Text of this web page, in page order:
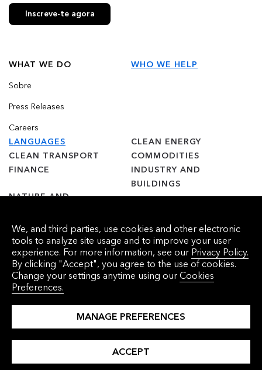
WHAT WE DO
Sobre
Press Releases
Careers
WHO WE HELP
LANGUAGES
CLEAN ENERGY
CLEAN TRANSPORT
COMMODITIES
FINANCE
INDUSTRY AND
BUILDINGS
NATURE AND
Inscreve-te agora
© 2025 Bloomberg Finance L.P. Todos os direitos reservados.
Cookie Preferences
We, and third parties, use cookies and other electronic
tools to analyze site usage and to improve your user
experience. For more information, see our Privacy Policy.
By clicking "Accept", you agree to the use of cookies.
Change your settings anytime using ourCookies
Preferences.
MANAGE PREFERENCES
ACCEPT